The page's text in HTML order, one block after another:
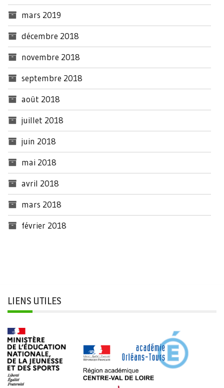
mars 2019
décembre 2018
novembre 2018
septembre 2018
août 2018
juillet 2018
juin 2018
mai 2018
avril 2018
mars 2018
février 2018
LIENS UTILES